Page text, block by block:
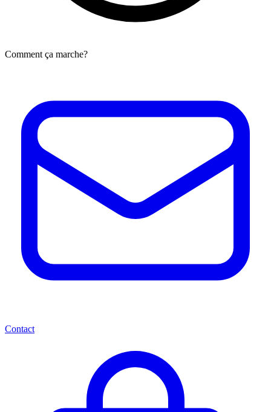
Comment ça marche?
Contact